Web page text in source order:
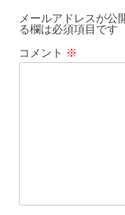
ー
シ
ョ
メールアドレスが公
る欄は必須項目です
コメント ※